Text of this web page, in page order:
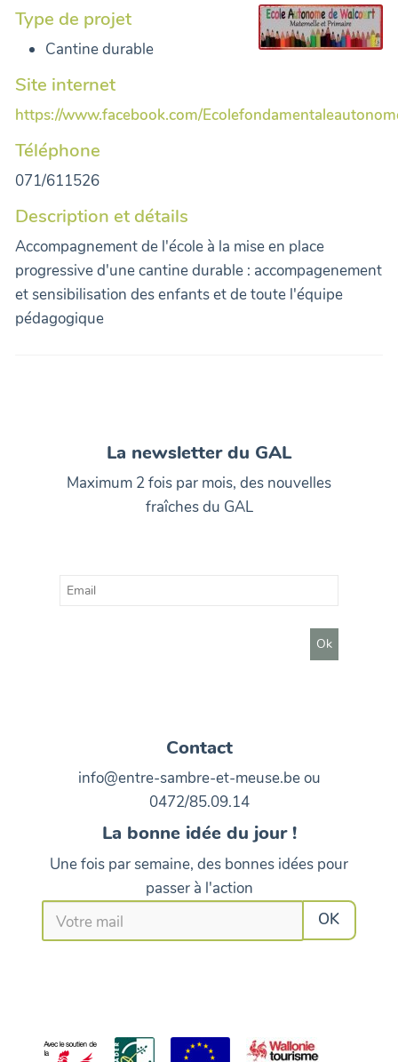
Type de projet
Cantine durable
Site internet
https://www.facebook.com/
Téléphone
071/611526
Description et détails
Accompagnement de l'école à la mise en place
progressive d'une cantine durable : accompagenement
et sensibilisation des enfants et de toute l'équipe
pédagogique
La newsletter du GAL
Maximum 2 fois par mois, des nouvelles
fraîches du GAL
Contact
info@entre-sambre-et-meuse.be ou
0472/85.09.14
La bonne idée du jour !
Une fois par semaine, des bonnes idées pour
passer à l'action